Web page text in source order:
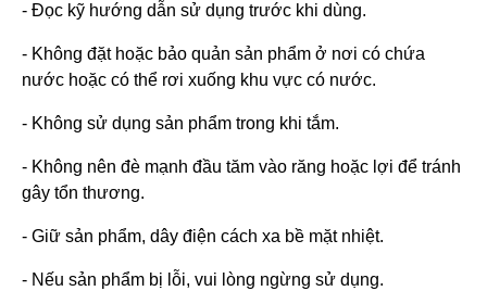
- Đọc kỹ hướng dẫn sử dụng trước khi dùng.
- Không đặt hoặc bảo quản sản phẩm ở nơi có chứa
nước hoặc có thể rơi xuống khu vực có nước.
- Không sử dụng sản phẩm trong khi tắm.
- Không nên đè mạnh đầu tăm vào răng hoặc lợi để tránh
gây tổn thương.
- Giữ sản phẩm, dây điện cách xa bề mặt nhiệt.
- Nếu sản phẩm bị lỗi, vui lòng ngừng sử dụng.